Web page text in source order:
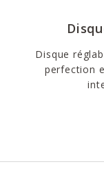
Disque
perfection